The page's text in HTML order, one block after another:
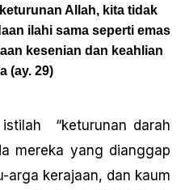
Allah, kita tidak
ilahi sama seperti emas
kesenian dan keahlian
(ay. 29)
“keturunan darah
mereka yang dianggap
arga kerajaan, dan kaum